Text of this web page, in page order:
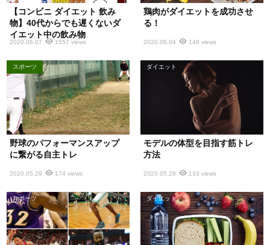
【コンビニ ダイエット 飲み
物】40代からでも遅くないダ
イエット中の飲み物
2020.06.07 1557 views
鶏肉がダイエットを成功させ
る！
2020.06.04 149 views
スポーツ
野球のパフォーマンスアップ
に繋がる自主トレ
2020.05.29 174 views
ダイエット
モデルの体型を目指す筋トレ
方法
2020.05.28 133 views
スポーツ ダイエット